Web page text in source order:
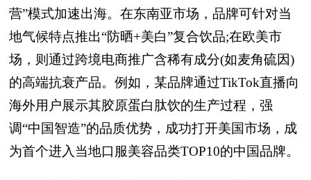
营”模式加速出海。在东南亚市场，品牌可针对当
地气候特点推出“防晒+美白”复合饮品;在欧美市
场，则通过跨境电商推广含稀有成分(如麦角硫因)
的高端抗衰产品。例如，某品牌通过TikTok直播向
海外用户展示其胶原蛋白肽饮的生产过程，强
调“中国智造”的品质优势，成功打开美国市场，成
为首个进入当地口服美容品类TOP10的中国品牌。